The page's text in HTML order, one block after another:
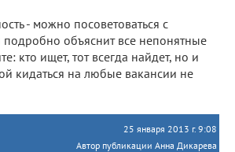
- можно посоветоваться с
объяснит все непонятные
кто ищет, тот всегда найдет, но и
кидаться на любые вакансии не
25 января 2013 г. 9:08
Автор публикации Анна Дикарева